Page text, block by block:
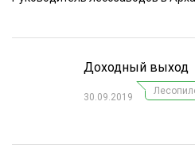
БИОЭНЕРГЕТИКА
ЛЕСОВОССТАНОВЛЕНИЕ И ЗАЩИТА
ТЕМАТИЧЕСКИЕ ПРОЕКТЫ
Доходный выход
30.09.2019